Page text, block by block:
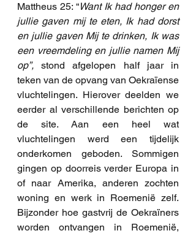
Mattheus 25: “Want Ik had honger en
jullie gaven mij te eten, Ik had dorst
en jullie gaven Mij te drinken, Ik was
een vreemdeling en jullie namen Mij
op”, stond afgelopen half jaar in
teken van de opvang van Oekraïense
vluchtelingen. Hierover deelden we
eerder al verschillende berichten op
de site. Aan een heel wat
vluchtelingen werd een tijdelijk
onderkomen geboden. Sommigen
gingen op doorreis verder Europa in
of naar Amerika, anderen zochten
woning en werk in Roemenië zelf.
Bijzonder hoe gastvrij de Oekraïners
worden ontvangen in Roemenië,